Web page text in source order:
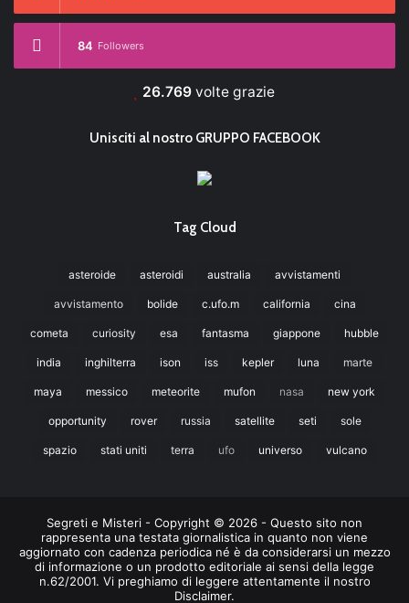
84 Followers
26.769 volte grazie
Unisciti al nostro GRUPPO FACEBOOK
Tag Cloud
asteroide asteroidi australia avvistamenti
avvistamento bolide c.ufo.m california cina
cometa curiosity esa fantasma giappone hubble
india inghilterra ison iss kepler luna marte
maya messico meteorite mufon nasa new york
opportunity rover russia satellite seti sole
spazio stati uniti terra ufo universo vulcano
Segreti e Misteri - Copyright © 2026 - Questo sito non
rappresenta una testata giornalistica in quanto non viene
aggiornato con cadenza periodica né è da considerarsi un mezzo
di informazione o un prodotto editoriale ai sensi della legge
n.62/2001. Vi preghiamo di leggere attentamente il nostro
Disclaimer.